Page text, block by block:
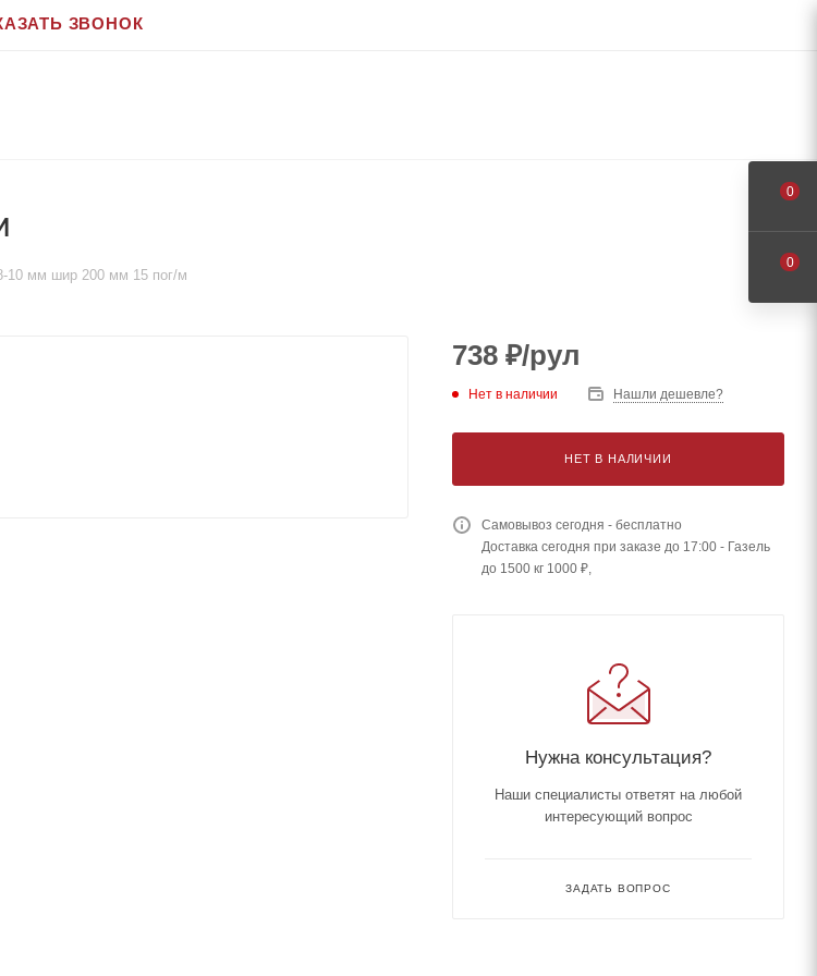
ЗВОНОК
10 мм шир 200 мм 15 пог/м
738 ₽/рул
Нет в наличии Нашли дешевле?
НЕТ В НАЛИЧИИ
Самовывоз сегодня - бесплатно
Доставка сегодня при заказе до 17:00 - Газель
до 1500 кг 1000 ₽,
Нужна консультация?
Наши специалисты ответят на любой
интересующий вопрос
ЗАДАТЬ ВОПРОС
0
0